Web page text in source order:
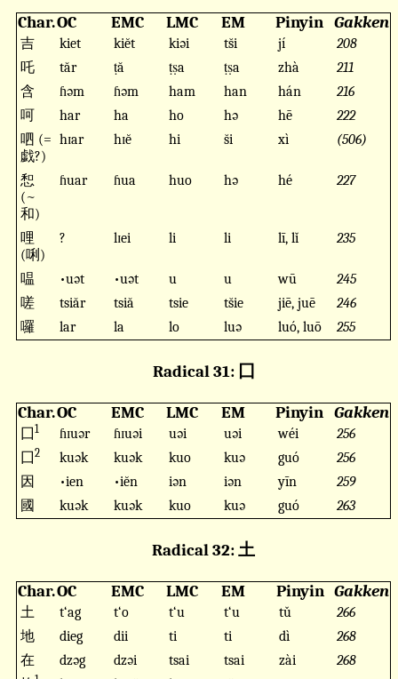
Char.OC EMC LMC EM Pinyin Gakken
吉 kiet kiĕt kiəi ts̆i jí
208
吒
tăr ṭă ṭṣa ṭṣa zhà
211
含
ɦəm ɦəm ham han hán
216
呵
har ha ho hə hē
222
呬 (=
戯?)
hɪar hɪĕ hi s̆i xì (506)
惒
(~
和)
ɦuar ɦua huo hə hé 227
哩
(唎)
? lɪei li li lī, lǐ 235
嗢 •uət •uət u u wū
245
嗟
tsiăr tsiă tsie ts̆ie jiē, juē
246
囉
lar la lo luə luó, luō 255
Radical 31: 囗
Char.OC EMC LMC EM Pinyin Gakken
囗 1 ɦɪuər ɦɪuəi uəi uəi wéi
256
囗 2 kuək kuək kuo kuə guó
256
因
•ien •iĕn iən iən yīn
259
國
kuək kuək kuo kuə guó 263
Radical 32: 土
Char.OC EMC LMC EM Pinyin Gakken
土 t‘ag t‘o t‘u t‘u tǔ
266
地
dieg dii ti ti dì
268
在
dzəg dzəi tsai tsai zài
268